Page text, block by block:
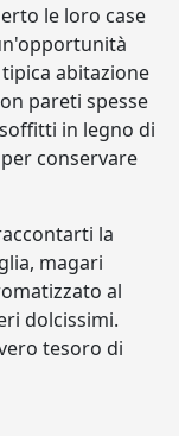
le loro case
abitazione
pareti spesse
in legno di
conservare
la
magari
al
dolcissimi.
tesoro di